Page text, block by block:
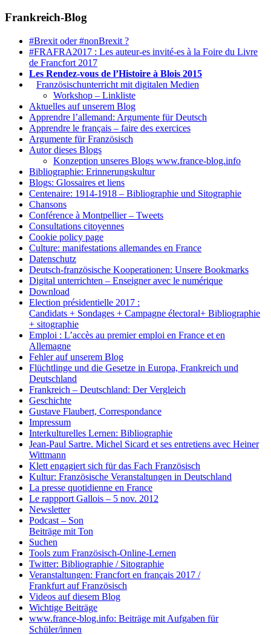
Frankreich-Blog
#Brexit oder #nonBrexit ?
#FRAFRA2017 : Les auteur-es invité-es à la Foire du Livre
de Francfort 2017
Les Rendez-vous de l’Histoire à Blois 2015
Französischunterricht mit digitalen Medien
Workshop – Linkliste
Aktuelles auf unserem Blog
Apprendre l’allemand: Argumente für Deutsch
Apprendre le français – faire des exercices
Argumente für Französisch
Autor dieses Blogs
Konzeption unseres Blogs www.france-blog.info
Bibliographie: Erinnerungskultur
Blogs: Glossaires et liens
Centenaire: 1914-1918 – Bibliographie und Sitographie
Chansons
Conférence à Montpellier – Tweets
Consultations citoyennes
Cookie policy page
Culture: manifestations allemandes en France
Datenschutz
Deutsch-französische Kooperationen: Unsere Bookmarks
Digital unterrichten – Enseigner avec le numérique
Download
Election présidentielle 2017 :
Candidats + Sondages + Campagne électoral+ Bibliographie
+ sitographie
Emploi : L’accès au premier emploi en France et en
Allemagne
Fehler auf unserem Blog
Flüchtlinge und die Gesetze in Europa, Frankreich und
Deutschland
Frankreich – Deutschland: Der Vergleich
Geschichte
Gustave Flaubert, Correspondance
Impressum
Interkulturelles Lernen: Bibliographie
Jean-Paul Sartre. Michel Sicard et ses entretiens avec Heiner
Wittmann
Klett engagiert sich für das Fach Französisch
Kultur: Französische Veranstaltungen in Deutschland
La presse quotidienne en France
Le rappport Gallois – 5 nov. 2012
Newsletter
Podcast – Son
Beiträge mit Ton
Suchen
Tools zum Französisch-Online-Lernen
Twitter: Bibliographie / Sitographie
Veranstaltungen: Francfort en français 2017 /
Frankfurt auf Französisch
Videos auf diesem Blog
Wichtige Beiträge
www.france-blog.info: Beiträge mit Aufgaben für
Schüler/innen